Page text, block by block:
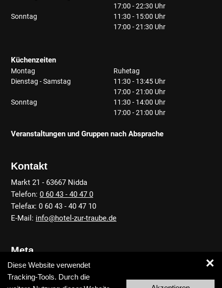
17:00 - 22:30 Uhr
Sonntag
11:30 - 15:00 Uhr
17:00 - 21:30 Uhr
Küchenzeiten
Montag
Ruhetag
Dienstag - Samstag
11:30 - 13:45 Uhr
17:00 - 21:00 Uhr
Sonntag
11:30 - 14:00 Uhr
17:00 - 21:00 Uhr
Veranstaltungen und Gruppen nach Absprache
Kontakt
Markt 21 - 63667 Nidda
Telefon: 0 60 43 - 40 47 0
Telefax: 0 60 43 - 40 47 10
E-Mail: info@hotel-zur-traube.de
Meta
Anfahrt
Kontakt
×
Diese Website verwendet
Tracking-Tools. Durch die